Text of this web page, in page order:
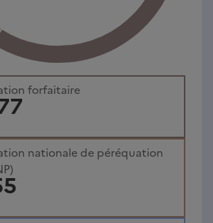
forfaitaire
nationale de péréquation